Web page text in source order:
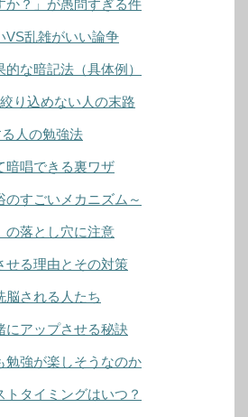
か？」が愚問すぎる件
VS乱雑がいい論争
な暗記法（具体例）
り込めない人の末路
人の勉強法
暗唱できる裏ワザ
すごいメカニズム～
の落とし穴に注意
せる理由とその対策
脳される人たち
にアップさせる秘訣
勉強が楽しそうなのか
トタイミングはいつ？